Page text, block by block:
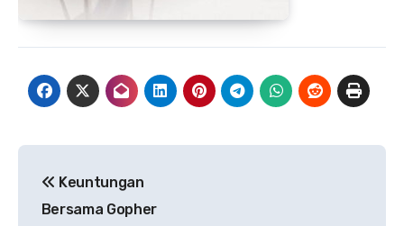
pos
Keuntungan
Bersama Gopher